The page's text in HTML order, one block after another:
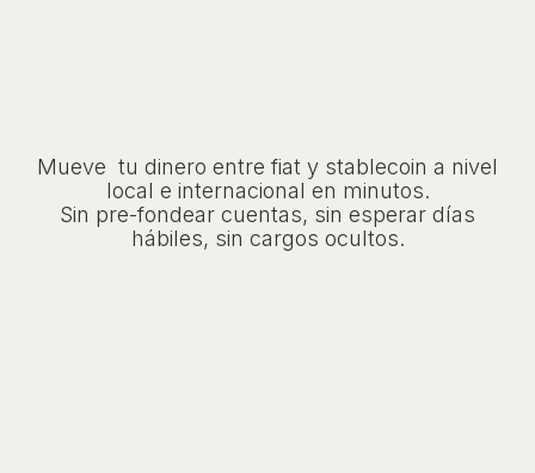
Mueve tu dinero entre fiat y stablecoin a nivel
local e internacional en minutos.
Sin pre-fondear cuentas, sin esperar días
hábiles, sin cargos ocultos.